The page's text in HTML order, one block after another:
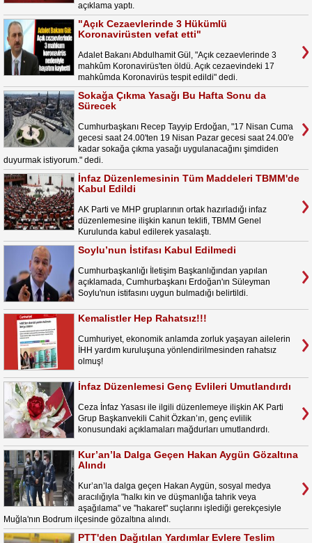
açıklama yaptı.
"Açık Cezaevlerinde 3 Hükümlü
Koronavirüsten vefat etti"
Adalet Bakanı Abdulhamit Gül, "Açık cezaevlerinde 3
mahkûm Koronavirüs'ten öldü. Açık cezaevindeki 17
mahkûmda Koronavirüs tespit edildi" dedi.
Sokağa Çıkma Yasağı Bu Hafta Sonu da
Sürecek
Cumhurbaşkanı Recep Tayyip Erdoğan, "17 Nisan Cuma
gecesi saat 24.00'ten 19 Nisan Pazar gecesi saat 24.00'e
kadar sokağa çıkma yasağı uygulanacağını şimdiden
duyurmak istiyorum." dedi.
İnfaz Düzenlemesinin Tüm Maddeleri TBMM'de
Kabul Edildi
AK Parti ve MHP gruplarının ortak hazırladığı infaz
düzenlemesine ilişkin kanun teklifi, TBMM Genel
Kurulunda kabul edilerek yasalaştı.
Soylu’nun İstifası Kabul Edilmedi
Cumhurbaşkanlığı İletişim Başkanlığından yapılan
açıklamada, Cumhurbaşkanı Erdoğan'ın Süleyman
Soylu'nun istifasını uygun bulmadığı belirtildi.
Kemalistler Hep Rahatsız!!!
Cumhuriyet, ekonomik anlamda zorluk yaşayan ailelerin
İHH yardım kuruluşuna yönlendirilmesinden rahatsız
olmuş!
İnfaz Düzenlemesi Genç Evlileri Umutlandırdı
Ceza İnfaz Yasası ile ilgili düzenlemeye ilişkin AK Parti
Grup Başkanvekili Cahit Özkan’ın, genç evlilik
konusundaki açıklamaları mağdurları umutlandırdı.
Kur’an’la Dalga Geçen Hakan Aygün Gözaltına
Alındı
Kur’an’la dalga geçen Hakan Aygün, sosyal medya
aracılığıyla "halkı kin ve düşmanlığa tahrik veya
aşağılama" ve "hakaret" suçlarını işlediği gerekçesiyle
Muğla'nın Bodrum ilçesinde gözaltına alındı.
PTT'den Dağıtılan Yardımlar Evlere Teslim